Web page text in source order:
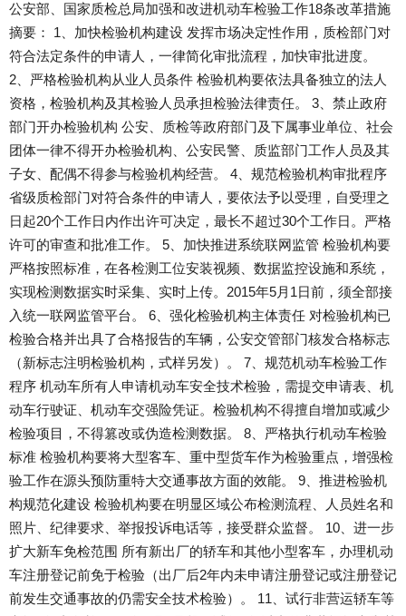
公安部、国家质检总局加强和改进机动车检验工作18条改革措施
摘要： 1、加快检验机构建设 发挥市场决定性作用，质检部门对
符合法定条件的申请人，一律简化审批流程，加快审批进度。
2、严格检验机构从业人员条件 检验机构要依法具备独立的法人
资格，检验机构及其检验人员承担检验法律责任。 3、禁止政府
部门开办检验机构 公安、质检等政府部门及下属事业单位、社会
团体一律不得开办检验机构、公安民警、质监部门工作人员及其
子女、配偶不得参与检验机构经营。 4、规范检验机构审批程序
省级质检部门对符合条件的申请人，要依法予以受理，自受理之
日起20个工作日内作出许可决定，最长不超过30个工作日。严格
许可的审查和批准工作。 5、加快推进系统联网监管 检验机构要
严格按照标准，在各检测工位安装视频、数据监控设施和系统，
实现检测数据实时采集、实时上传。2015年5月1日前，须全部接
入统一联网监管平台。 6、强化检验机构主体责任 对检验机构已
检验合格并出具了合格报告的车辆，公安交管部门核发合格标志
（新标志注明检验机构，式样另发）。 7、规范机动车检验工作
程序 机动车所有人申请机动车安全技术检验，需提交申请表、机
动车行驶证、机动车交强险凭证。检验机构不得擅自增加或减少
检验项目，不得篡改或伪造检测数据。 8、严格执行机动车检验
标准 检验机构要将大型客车、重中型货车作为检验重点，增强检
验工作在源头预防重特大交通事故方面的效能。 9、推进检验机
构规范化建设 检验机构要在明显区域公布检测流程、人员姓名和
照片、纪律要求、举报投诉电话等，接受群众监督。 10、进一步
扩大新车免检范围 所有新出厂的轿车和其他小型客车，办理机动
车注册登记前免于检验（出厂后2年内未申请注册登记或注册登记
前发生交通事故的仍需安全技术检验）。 11、试行非营运轿车等